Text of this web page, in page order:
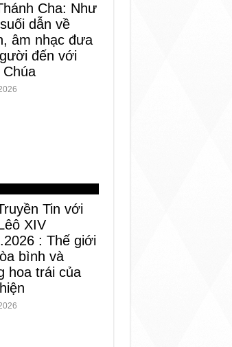
Cha: Như
dẫn về
âm nhạc đưa
đến với
Chúa
Tin với
XIV
: Thế giới
bình và
hoa trái của